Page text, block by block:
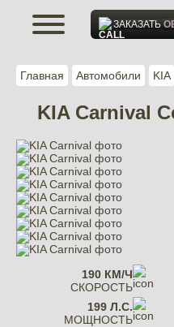
Главная Автомобили KIA
KIA Carnival
190 КМ/Ч
СКОРОСТЬ
199 Л.С.
МОЩНОСТЬ
ЗАКАЗАТЬ